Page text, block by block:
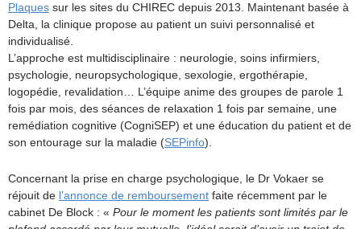
Plaques sur les sites du CHIREC depuis 2013. Maintenant basée à
Delta, la clinique propose au patient un suivi personnalisé et
individualisé.
L’approche est multidisciplinaire : neurologie, soins infirmiers,
psychologie, neuropsychologique, sexologie, ergothérapie,
logopédie, revalidation… L’équipe anime des groupes de parole 1
fois par mois, des séances de relaxation 1 fois par semaine, une
remédiation cognitive (CogniSEP) et une éducation du patient et de
son entourage sur la maladie (SEPinfo).
Concernant la prise en charge psychologique, le Dr Vokaer se
réjouit de l’annonce de remboursement faite récemment par le
cabinet De Block : « Pour le moment les patients sont limités par le